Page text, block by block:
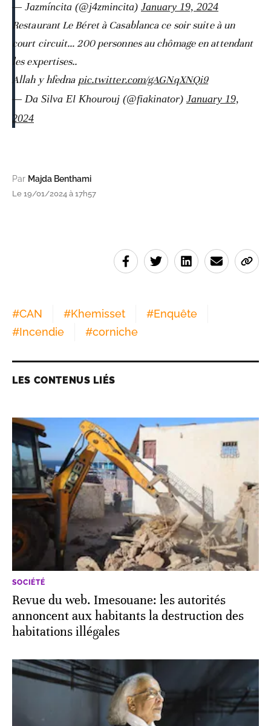
— Jazmíncita (@j4zmincita) January 19, 2024
Restaurant Le Béret à Casablanca ce soir suite à un
court circuit… 200 personnes au chômage en attendant
les expertises..
Allah y hfedna pic.twitter.com/gAGNqXNQi9
— Da Silva El Khourouj (@fiakinator) January 19,
2024
Par Majda Benthami
Le 19/01/2024 à 17h57
#CAN #Khemisset #Enquête
#Incendie #corniche
LES CONTENUS LIÉS
SOCIÉTÉ
Revue du web. Imesouane: les autorités
annoncent aux habitants la destruction des
habitations illégales